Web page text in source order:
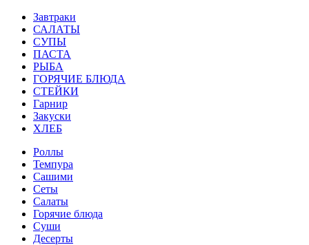
Завтраки
САЛАТЫ
СУПЫ
ПАСТА
РЫБА
ГОРЯЧИЕ БЛЮДА
СТЕЙКИ
Гарнир
Закуски
ХЛЕБ
Роллы
Темпура
Сашими
Сеты
Салаты
Горячие блюда
Суши
Десерты